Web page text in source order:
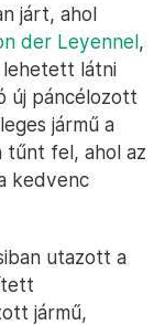
járt, ahol
der Leyennel,
lehetett látni
új páncélozott
jármű a
tűnt fel, ahol az
kedvenc
utazott a
jármű,